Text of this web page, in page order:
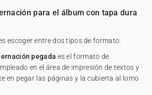
para el álbum con tapa dura
escoger entre dos tipos de formato:
pegada es el formato de
en el área de impresión de textos y
en pegar las páginas y la cubierta al lomo